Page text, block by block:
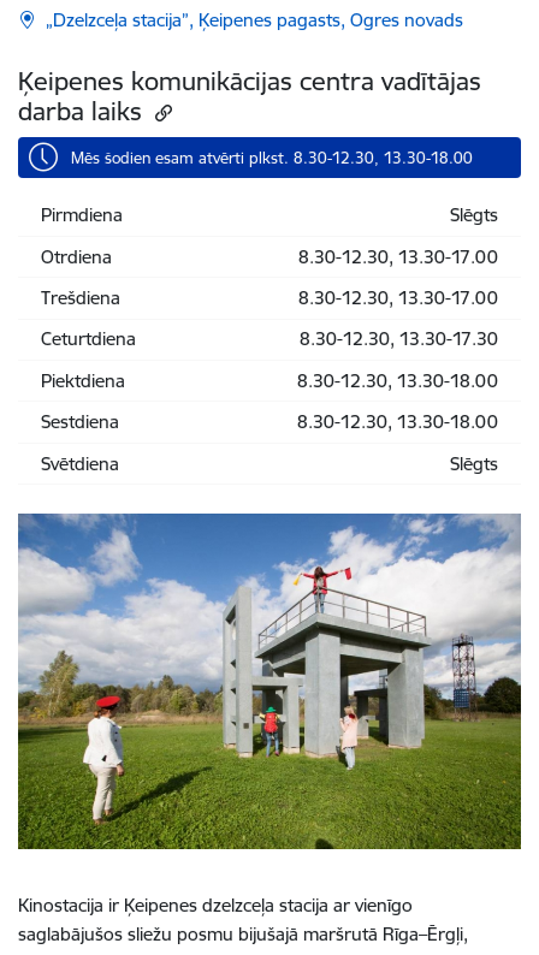
„Dzelzceļa stacija”, Ķeipenes pagasts, Ogres novads
Ķeipenes komunikācijas centra vadītājas
darba laiks
Mēs šodien esam atvērti plkst. 8.30-12.30, 13.30-18.00
Pirmdiena
Slēgts
Otrdiena
8.30-12.30, 13.30-17.00
Trešdiena
8.30-12.30, 13.30-17.00
Ceturtdiena
8.30-12.30, 13.30-17.30
Piektdiena
8.30-12.30, 13.30-18.00
Sestdiena
8.30-12.30, 13.30-18.00
Svētdiena
Slēgts
Kinostacija ir Ķeipenes dzelzceļa stacija ar vienīgo
saglabājušos sliežu posmu bijušajā maršrutā Rīga–Ērgļi,